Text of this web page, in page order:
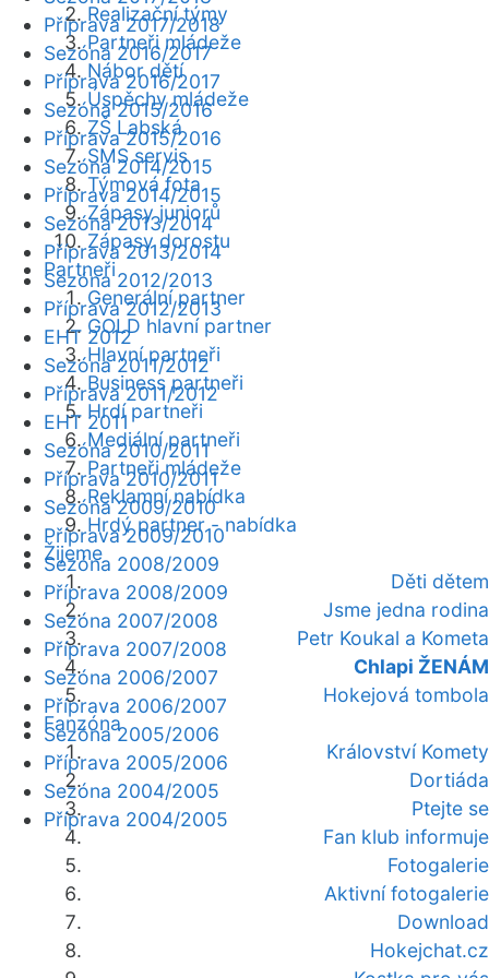
Realizační týmy
Partneři mládeže
Nábor dětí
Úspěchy mládeže
ZŠ Labská
SMS servis
Týmová fota
Zápasy juniorů
Zápasy dorostu
Partneři
Generální partner
GOLD hlavní partner
Hlavní partneři
Business partneři
Hrdí partneři
Mediální partneři
Partneři mládeže
Reklamní nabídka
Hrdý partner - nabídka
Žijeme
Děti dětem
Jsme jedna rodina
Petr Koukal a Kometa
Chlapi ŽENÁM
Hokejová tombola
Fanzóna
Království Komety
Dortiáda
Ptejte se
Fan klub informuje
Fotogalerie
Aktivní fotogalerie
Download
Hokejchat.cz
Příprava 2017/2018
Sezóna 2016/2017
Příprava 2016/2017
Sezóna 2015/2016
Příprava 2015/2016
Sezóna 2014/2015
Příprava 2014/2015
Sezóna 2013/2014
Příprava 2013/2014
Sezóna 2012/2013
Příprava 2012/2013
EHT 2012
Sezóna 2011/2012
Příprava 2011/2012
EHT 2011
Sezóna 2010/2011
Příprava 2010/2011
Sezóna 2009/2010
Příprava 2009/2010
Sezóna 2008/2009
Příprava 2008/2009
Sezóna 2007/2008
Příprava 2007/2008
Sezóna 2006/2007
Příprava 2006/2007
Sezóna 2005/2006
Příprava 2005/2006
Sezóna 2004/2005
Příprava 2004/2005